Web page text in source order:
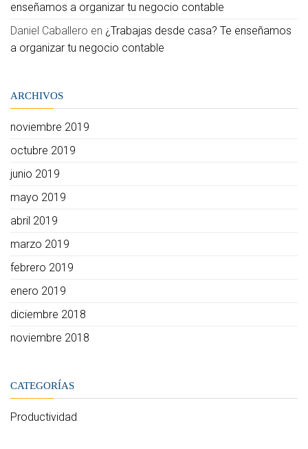
enseñamos a organizar tu negocio contable
Daniel Caballero en ¿Trabajas desde casa? Te enseñamos
a organizar tu negocio contable
ARCHIVOS
noviembre 2019
octubre 2019
junio 2019
mayo 2019
abril 2019
marzo 2019
febrero 2019
enero 2019
diciembre 2018
noviembre 2018
CATEGORÍAS
Productividad